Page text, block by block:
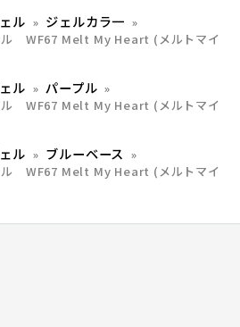
ル ジェルカラ一
ル WF67 Melt My Heart (メルトマイ
ル パープル
ル WF67 Melt My Heart (メルトマイ
ル ブルーベース
ル WF67 Melt My Heart (メルトマイ